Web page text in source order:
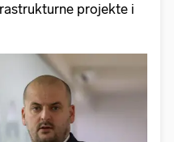
projekte i